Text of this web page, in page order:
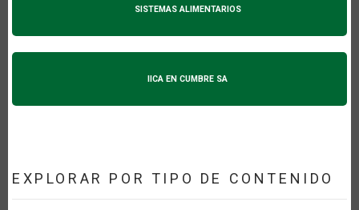
SISTEMAS ALIMENTARIOS
IICA EN CUMBRE SA
EXPLORAR POR TIPO DE CONTENIDO